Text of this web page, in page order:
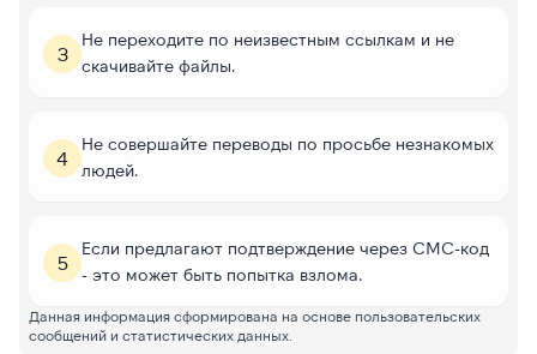
3
Не переходите по неизвестным ссылкам и не
скачивайте файлы.
4
Не совершайте переводы по просьбе незнакомых
людей.
5
Если предлагают подтверждение через СМС-код
- это может быть попытка взлома.
Данная информация сформирована на основе пользовательских
сообщений и статистических данных.